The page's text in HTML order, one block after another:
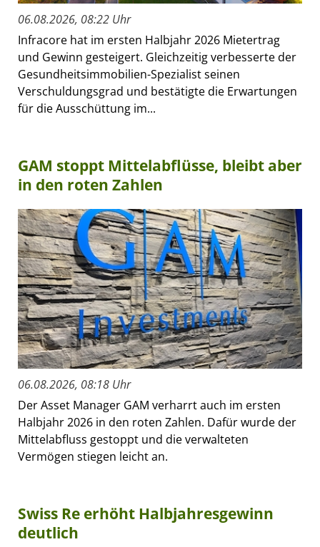
06.08.2026, 08:22 Uhr
Infracore hat im ersten Halbjahr 2026 Mietertrag
und Gewinn gesteigert. Gleichzeitig verbesserte der
Gesundheitsimmobilien-Spezialist seinen
Verschuldungsgrad und bestätigte die Erwartungen
für die Ausschüttung im...
GAM stoppt Mittelabflüsse, bleibt aber
in den roten Zahlen
06.08.2026, 08:18 Uhr
Der Asset Manager GAM verharrt auch im ersten
Halbjahr 2026 in den roten Zahlen. Dafür wurde der
Mittelabfluss gestoppt und die verwalteten
Vermögen stiegen leicht an.
Swiss Re erhöht Halbjahresgewinn
deutlich